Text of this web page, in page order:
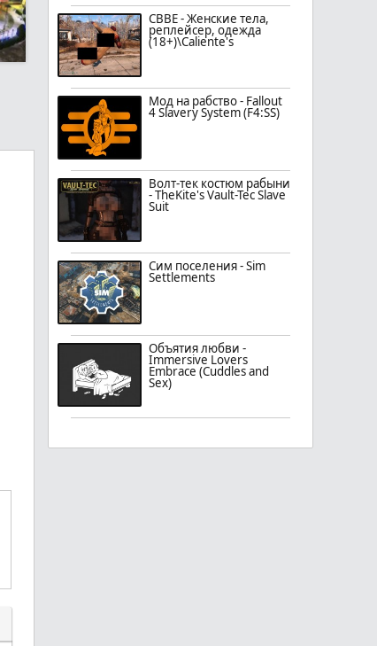
CBBE - Женские тела,
реплейсер, одежда
(18+)\Caliente's
Мод на рабство - Fallout
4 Slavery System (F4:SS)
Волт-тек костюм рабыни
- TheKite's Vault-Tec Slave
Suit
Сим поселения - Sim
Settlements
Объятия любви -
Immersive Lovers
Embrace (Cuddles and
Sex)